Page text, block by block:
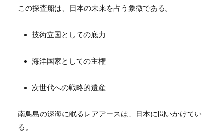
この探査船は、日本の未来を占う象徴である。
技術立国としての底力
海洋国家としての主権
次世代への戦略的遺産
南鳥島の深海に眠るレアアースは、日本に問いかけてい
る。